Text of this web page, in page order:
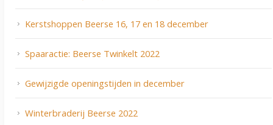
Kerstshoppen Beerse 16, 17 en 18 december
Spaaractie: Beerse Twinkelt 2022
Gewijzigde openingstijden in december
Winterbraderij Beerse 2022